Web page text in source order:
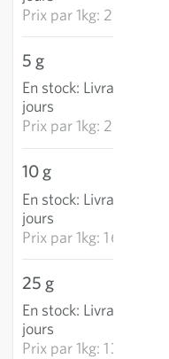
Prix par1kg: 2 268,40 €
5 g
En stock: Livraison 3-5
jours
Prix par1kg: 2 193,50 €
10 g
En stock: Livraison 3-5
jours
Prix par1kg: 1 642,45 €
25 g
En stock: Livraison 3-5
jours
Prix par1kg: 1 365,32 €